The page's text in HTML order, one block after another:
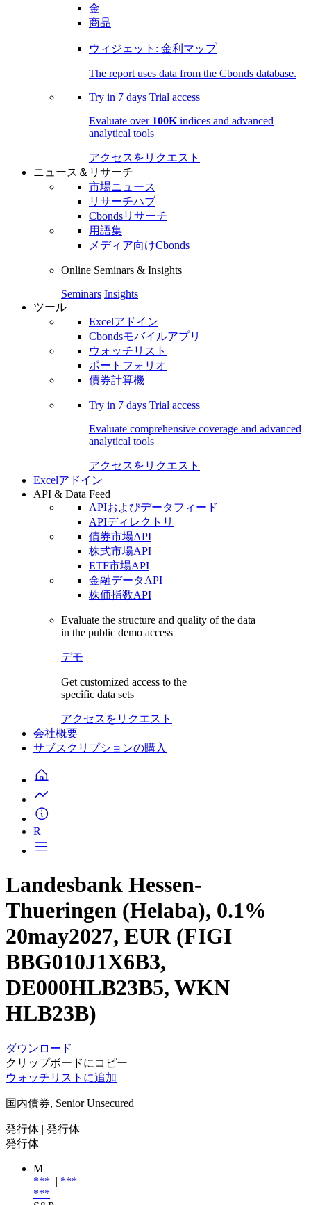
金
商品
ウィジェット: 金利マップ
The report uses data from the Cbonds database.
Try in 7 days Trial access
Evaluate over 100K indices and advanced
analytical tools
アクセスをリクエスト
ニュース＆リサーチ
市場ニュース
リサーチハブ
Cbondsリサーチ
用語集
メディア向けCbonds
Online Seminars & Insights
Seminars Insights
ツール
Excelアドイン
Cbondsモバイルアプリ
ウォッチリスト
ポートフォリオ
債券計算機
Try in 7 days Trial access
Evaluate comprehensive coverage and advanced
analytical tools
アクセスをリクエスト
Excelアドイン
API & Data Feed
APIおよびデータフィード
APIディレクトリ
債券市場API
株式市場API
ETF市場API
金融データAPI
株価指数API
Evaluate the structure and quality of the data
in the public demo access
デモ
Get customized access to the
specific data sets
アクセスをリクエスト
会社概要
サブスクリプションの購入
R
Landesbank Hessen-
Thueringen (Helaba), 0.1%
20may2027, EUR (FIGI
BBG010J1X6B3,
DE000HLB23B5, WKN
HLB23B)
ダウンロード
クリップボードにコピー
ウォッチリストに追加
国内債券, Senior Unsecured
発行体 | 発行体
発行体
M
*** | ***
***